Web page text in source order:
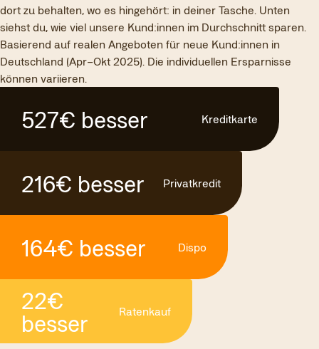
dort zu behalten, wo es hingehört: in deiner Tasche. Unten
siehst du, wie viel unsere Kund:innen im Durchschnitt sparen.
Basierend auf realen Angeboten für neue Kund:innen in
Deutschland (Apr–Okt 2025). Die individuellen Ersparnisse
können variieren.
527€ besser Kreditkarte
216€ besser Privatkredit
164€ besser Dispo
22€
besser
Ratenkauf